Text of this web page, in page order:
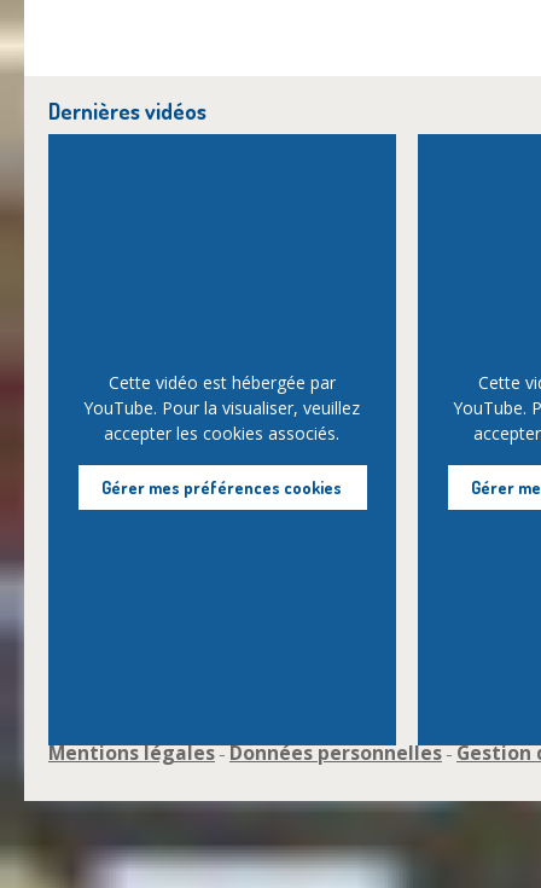
Dernières vidéos
Cette vidéo est hébergée par
YouTube. Pour la visualiser, veuillez
accepter les cookies associés.
Gérer mes préférences cookies
Cette
YouTube.
Gérer
Mentions légales-Données personnelles-Gestion